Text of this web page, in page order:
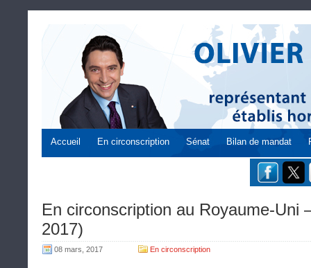
Accueil En circonscription Sénat Bilan de mandat
En circonscription au Royaume-Uni
2017)
08 mars, 2017 En circonscription